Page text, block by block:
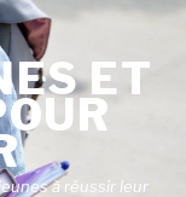
ET
à réussir leur